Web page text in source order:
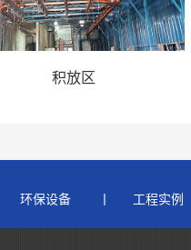
积放区
环保设备　    丨 工程实例